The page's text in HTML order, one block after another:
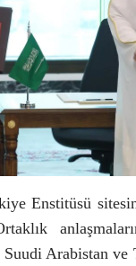
Enstitüsü
Suudi Arabistan